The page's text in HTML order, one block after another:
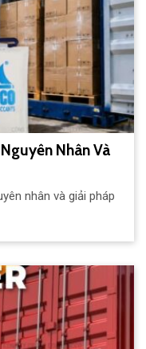
Nhân Và
nhân và giải pháp